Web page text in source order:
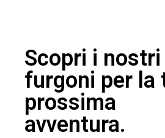
Scopri i nostri
furgoni per la
prossima
avventura.